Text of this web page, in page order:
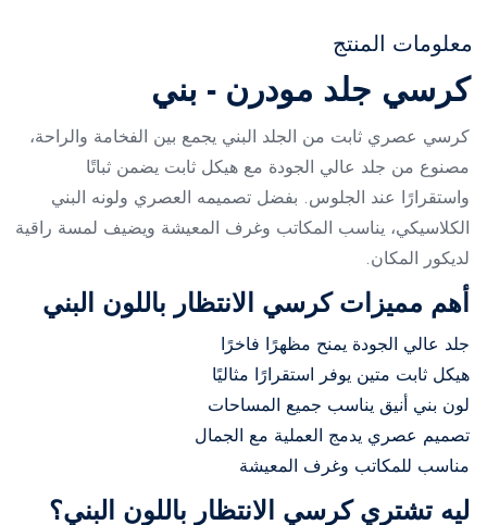
معلومات المنتج
كرسي جلد مودرن - بني
كرسي عصري ثابت من الجلد البني يجمع بين الفخامة والراحة،
مصنوع من جلد عالي الجودة مع هيكل ثابت يضمن ثباتًا
واستقرارًا عند الجلوس. بفضل تصميمه العصري ولونه البني
الكلاسيكي، يناسب المكاتب وغرف المعيشة ويضيف لمسة راقية
لديكور المكان.
أهم مميزات كرسي الانتظار باللون البني
جلد عالي الجودة يمنح مظهرًا فاخرًا
هيكل ثابت متين يوفر استقرارًا مثاليًا
لون بني أنيق يناسب جميع المساحات
تصميم عصري يدمج العملية مع الجمال
مناسب للمكاتب وغرف المعيشة
ليه تشتري كرسي الانتظار باللون البني؟